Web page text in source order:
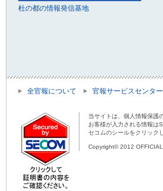
杜の都の情報発信基地
全官報について 官報サービスセンタ
当サイトは、個人情報保護
お客様が入力される情報は
セコムのシールをクリック
Copyright© 2012